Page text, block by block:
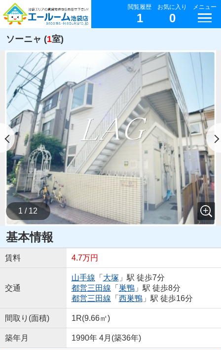
閲覧履歴
1
お気に入り
0
メニュー
ソーニャ (1室)
1 / 12
基本情報
賃料 4.7万円
交通
山手線 「 大塚 」駅 徒歩7分
都営三田線 「 巣鴨」駅 徒歩8分
都営三田線 「 西巣鴨」駅 徒歩16分
間取り(面積) 1R(9.66㎡)
築年月 1990年 4月(築36年)